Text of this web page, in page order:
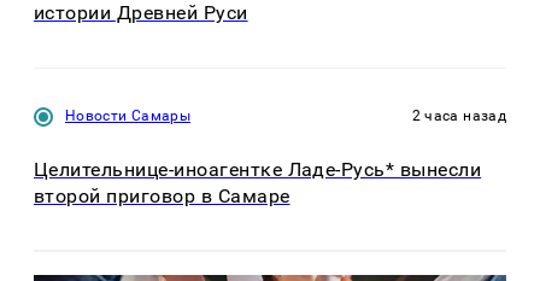
истории Древней Руси
Новости Самары 2 часа назад
Целительнице-иноагентке Ладе-Русь* вынесли
второй приговор в Самаре